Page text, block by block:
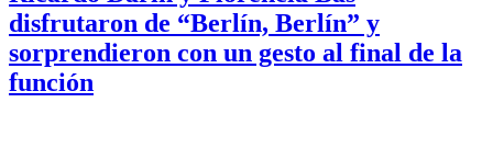
disfrutaron de “Berlín, Berlín” y
sorprendieron con un gesto al final de la
función